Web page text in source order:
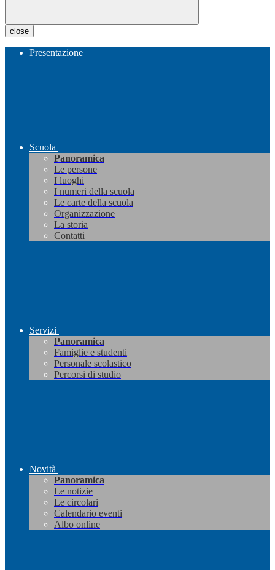
close
Presentazione
Scuola
Panoramica
Le persone
I luoghi
I numeri della scuola
Le carte della scuola
Organizzazione
La storia
Contatti
Servizi
Panoramica
Famiglie e studenti
Personale scolastico
Percorsi di studio
Novità
Panoramica
Le notizie
Le circolari
Calendario eventi
Albo online